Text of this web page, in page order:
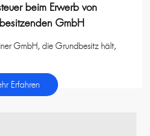
beim Erwerb von
GmbH
GmbH, die Grundbesitz hält,
Erfahren